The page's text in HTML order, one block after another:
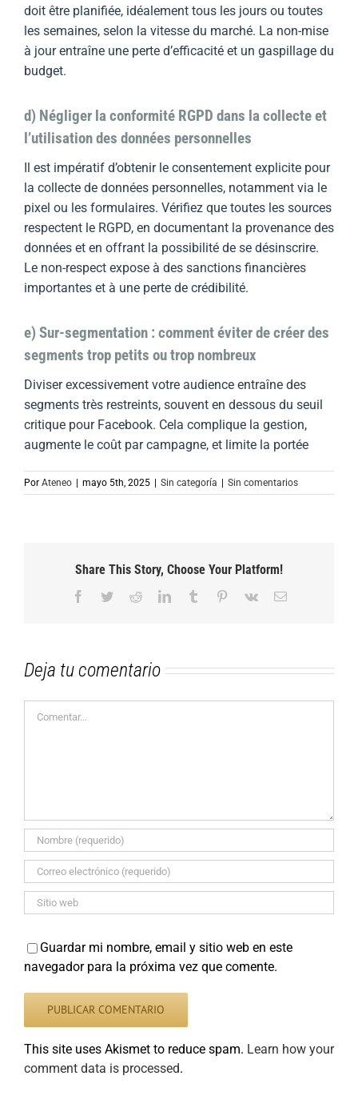
doit être planifiée, idéalement tous les jours ou toutes
les semaines, selon la vitesse du marché. La non-mise
à jour entraîne une perte d’efficacité et un gaspillage du
budget.
d) Négliger la conformité RGPD dans la collecte et
l’utilisation des données personnelles
Il est impératif d’obtenir le consentement explicite pour
la collecte de données personnelles, notamment via le
pixel ou les formulaires. Vérifiez que toutes les sources
respectent le RGPD, en documentant la provenance des
données et en offrant la possibilité de se désinscrire.
Le non-respect expose à des sanctions financières
importantes et à une perte de crédibilité.
e) Sur-segmentation : comment éviter de créer des
segments trop petits ou trop nombreux
Diviser excessivement votre audience entraîne des
segments très restreints, souvent en dessous du seuil
critique pour Facebook. Cela complique la gestion,
augmente le coût par campagne, et limite la portée
Por Ateneo mayo 5th, 2025 Sin categoría Sin comentarios
Share This Story, Choose Your Platform!
Facebook
TwitterRedditLinkedInTumblr Pinterest
Vk
Correo
Deja tu comentario
Guardar mi nombre, email y sitio web en este
navegador para la próxima vez que comente.
This site uses Akismet to reduce spam. Learn how your
comment data is processed.